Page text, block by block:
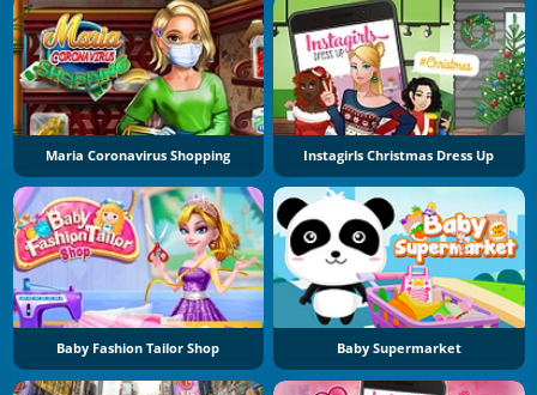
Maria Coronavirus Shopping Instagirls Christmas Dress Up
Baby Fashion Tailor Shop Baby Supermarket